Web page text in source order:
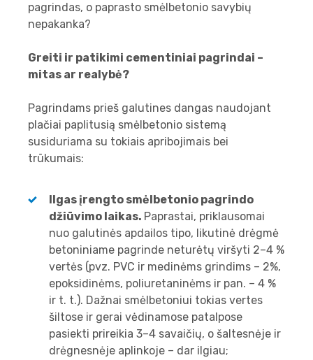
pagrindas, o paprasto smėlbetonio savybių
nepakanka?
Greiti ir patikimi cementiniai pagrindai –
mitas ar realybė?
Pagrindams prieš galutines dangas naudojant
plačiai paplitusią smėlbetonio sistemą
susiduriama su tokiais apribojimais bei
trūkumais:
Ilgas įrengto smėlbetonio pagrindo
džiūvimo laikas. Paprastai, priklausomai
nuo galutinės apdailos tipo, likutinė drėgmė
betoniniame pagrinde neturėtų viršyti 2–4 %
vertės (pvz. PVC ir medinėms grindims – 2%,
epoksidinėms, poliuretaninėms ir pan. – 4 %
ir t. t.). Dažnai smėlbetoniui tokias vertes
šiltose ir gerai vėdinamose patalpose
pasiekti prireikia 3–4 savaičių, o šaltesnėje ir
drėgnesnėje aplinkoje – dar ilgiau;